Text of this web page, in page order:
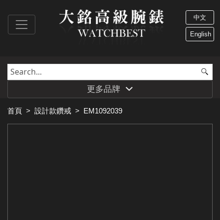
中文
English
更多品牌
首頁 > 設計款鑽戒 > EM1092039